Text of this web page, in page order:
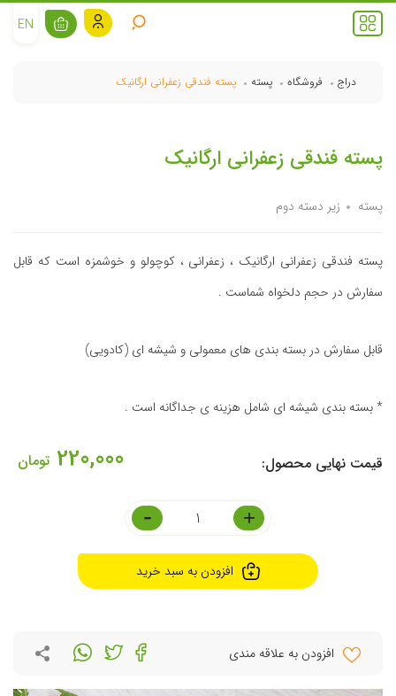
EN
دراج فروشگاه پسته پسته فندقی زعفرانی ارگانیک
افزودن به علاقه مندی
پسته فندقی زعفرانی ارگانیک
پسته زیر دسته دوم
220,000 تومان
پسته فندقی زعفرانی ارگانیک ، زعفرانی ، کوچولو و خوشمزه است که قابل
سفارش در حجم دلخواه شماست .
قابل سفارش در بسته بندی های معمولی و شیشه ای (کادویی)
* بسته بندی شیشه ای شامل هزینه ی جداگانه است .
+
-
افزودن به سبد خرید